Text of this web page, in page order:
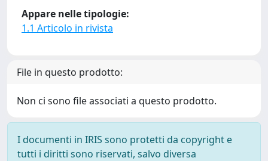
Appare nelle tipologie:
1.1 Articolo in rivista
File in questo prodotto:
Non ci sono file associati a questo prodotto.
I documenti in IRIS sono protetti da copyright e
tutti i diritti sono riservati, salvo diversa